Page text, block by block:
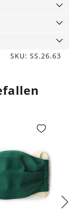
SKU: SS.26.63